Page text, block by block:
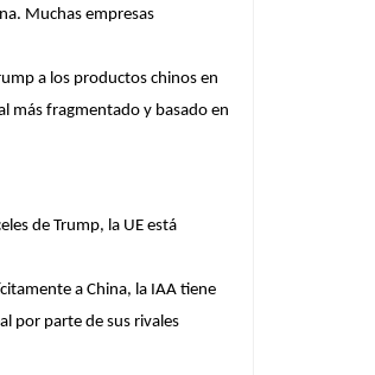
Muchas empresas
a los productos chinos en
más fragmentado y basado en
de Trump, la UE está
a China, la IAA tiene
por parte de sus rivales